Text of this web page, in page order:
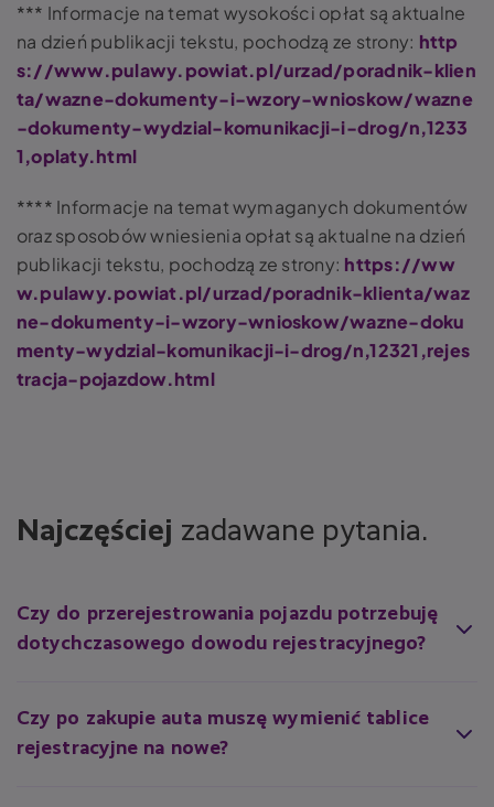
*** Informacje na temat wysokości opłat są aktualne
na dzień publikacji tekstu, pochodzą ze strony: http
s://www.pulawy.powiat.pl/urzad/poradnik-klien
ta/wazne-dokumenty-i-wzory-wnioskow/wazne
-dokumenty-wydzial-komunikacji-i-drog/n,1233
1,oplaty.html
**** Informacje na temat wymaganych dokumentów
oraz sposobów wniesienia opłat są aktualne na dzień
publikacji tekstu, pochodzą ze strony: https://ww
w.pulawy.powiat.pl/urzad/poradnik-klienta/waz
ne-dokumenty-i-wzory-wnioskow/wazne-doku
menty-wydzial-komunikacji-i-drog/n,12321,rejes
tracja-pojazdow.html
Najczęściej zadawane pytania.
Czy do przerejestrowania pojazdu potrzebuję
dotychczasowego dowodu rejestracyjnego?
dokumentu, sprawa może wymagać dodatkowych wyjaśnień lub
uzupełnień. Przed wizytą warto sprawdzić, czy masz komplet
wymaganych załączników.
Czy po zakupie auta muszę wymienić tablice
rejestracyjne na nowe?